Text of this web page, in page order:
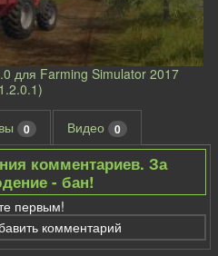
для Farming Simulator 2017
0 Видео 0
комментариев. За
- бан!
первым!
комментарий